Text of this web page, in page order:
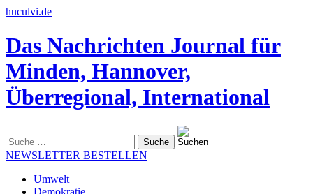
huculvi.de
Das Nachrichten Journal für
Minden, Hannover,
Überregional, International
nach:
NEWSLETTER BESTELLEN
Umwelt
Demokratie